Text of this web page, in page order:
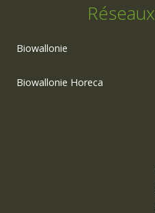
Biowallonie
Biowallonie Horeca